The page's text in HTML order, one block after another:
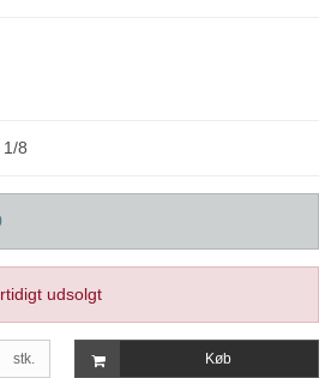
8
udsolgt
stk. Køb